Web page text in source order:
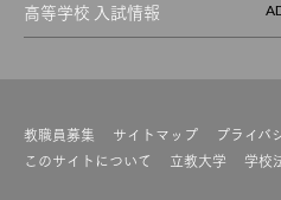
高等学校 入試情報
教職員募集 サイトマップ
プライバ
このサイトについて
立教大学 学校